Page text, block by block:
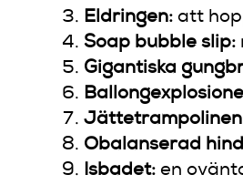
Eldringen:att
Soap bubble slip:
Gigantiska
Obalanserad
Isbadet:en